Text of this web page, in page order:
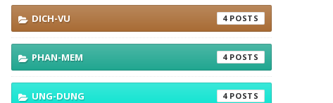
DICH-VU 4
PHAN-MEM 4
UNG-DUNG 4